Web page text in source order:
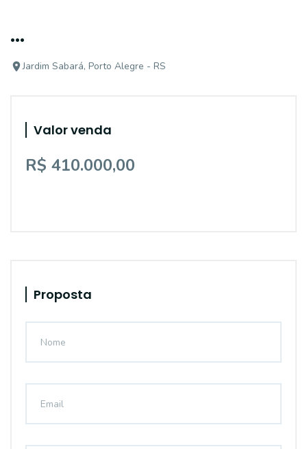
...
Jardim Sabará, Porto Alegre - RS
Valor venda
R$ 410.000,00
Proposta